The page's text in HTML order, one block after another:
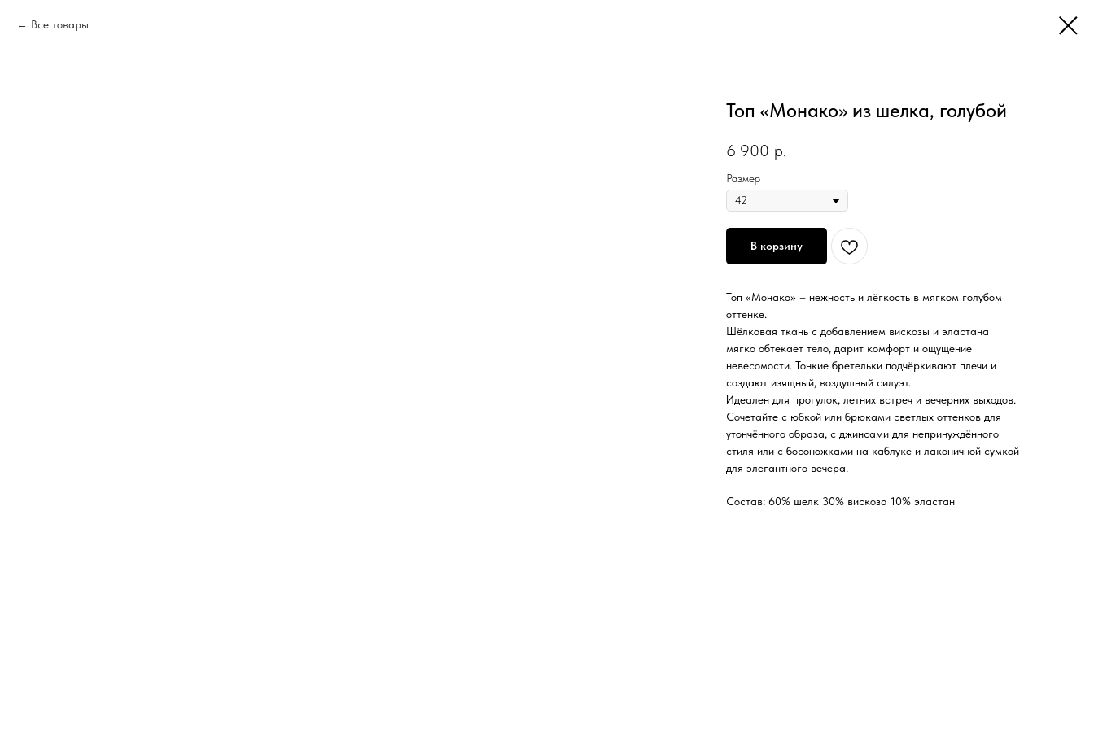
Все товары
Топ «Монако» из шелка, голубой
6 900 р.
Размер
В корзину
Топ «Монако» – нежность и лёгкость в мягком голубом
оттенке.
Шёлковая ткань с добавлением вискозы и эластана
мягко обтекает тело, дарит комфорт и ощущение
невесомости. Тонкие бретельки подчёркивают плечи и
создают изящный, воздушный силуэт.
Идеален для прогулок, летних встреч и вечерних выходов.
Сочетайте с юбкой или брюками светлых оттенков для
утончённого образа, с джинсами для непринуждённого
стиля или с босоножками на каблуке и лаконичной сумкой
для элегантного вечера.
Состав: 60% шелк 30% вискоза 10% эластан